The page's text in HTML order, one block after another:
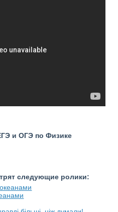
и ОГЭ по Физике
следующие ролики: